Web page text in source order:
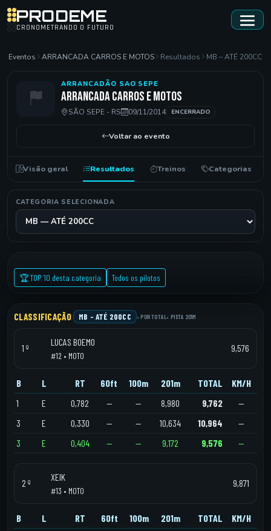
PRODEME
CRONOMETRANDO O FUTURO
Eventos ARRANCADA CARROS E MOTOS Resultados MB – ATÉ 200CC
ARRANCADÃO SAO SEPE
ARRANCADA CARROS E MOTOS
SÃO SEPE - RS 09/11/2014 ENCERRADO
Voltar ao evento
Visão geral Resultados Treinos Categorias
CATEGORIA SELECIONADA
🏆 TOP 10 desta categoria Todos os pilotos
CLASSIFICAÇÃO MB – ATÉ 200CC • POR TOTAL • PISTA 201M
1 º
LUCAS BOEMO
#12 • MOTO
9,576
B L RT 60ft 100m 201m TOTAL
KM/H
1
E 0,782 — — 8,980 9,762
—
3
E 0,330 — — 10,634 10,964
—
3
E 0,404 — — 9,172 9,576 —
2 º
XEIK
#13 • MOTO
9,871
B L RT 60ft 100m 201m TOTAL
KM/H